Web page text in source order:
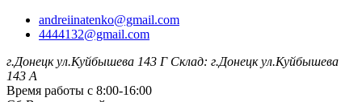
andreiinatenko@gmail.com
4444132@gmail.com
г.Донецк ул.Куйбышева 143 Г Склад: г.Донецк ул.Куйбышева
143 А
Время работы с 8:00-16:00